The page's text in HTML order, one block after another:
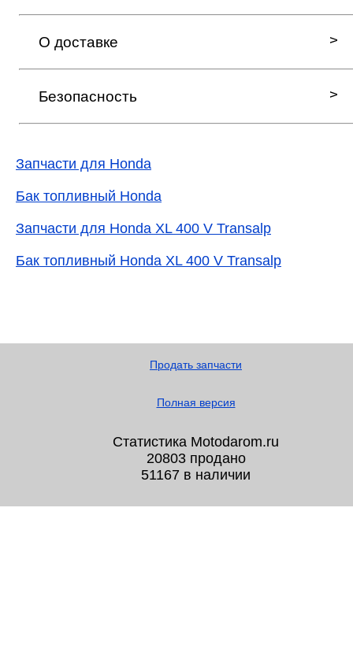
О доставке
Безопасность
Запчасти для Honda
Бак топливный Honda
Запчасти для Honda XL 400 V Transalp
Бак топливный Honda XL 400 V Transalp
Продать запчасти
Полная версия
Статистика Motodarom.ru
20803 продано
51167 в наличии